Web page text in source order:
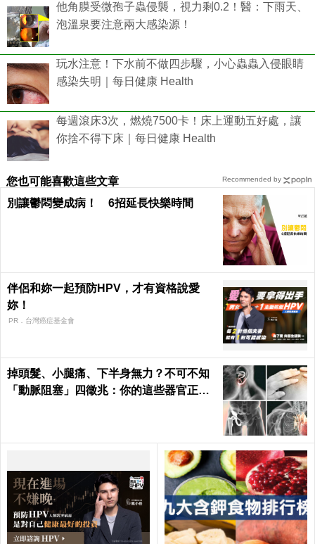
他角膜受微孢子蟲侵襲，視力剩0.2！醫：下雨天、
泡溫泉要注意兩大感染源！
玩水注意！下水前不做四步驟，小心蟲蟲入侵眼睛
感染失明｜每日健康 Health
每週滾床3次，燃燒7500卡！床上運動五好處，讓
你捨不得下床｜每日健康 Health
您也可能喜歡這些文章
別讓鬱悶變成病！ 6招延長快樂時間
伴侶和妳一起預防HPV，才有資格說愛
妳！
PR．台灣癌症基金會
掉頭髮、小腿痛、下半身無力？不可不知
「動脈阻塞」四徵兆：你的這些器官正在
Recommended by